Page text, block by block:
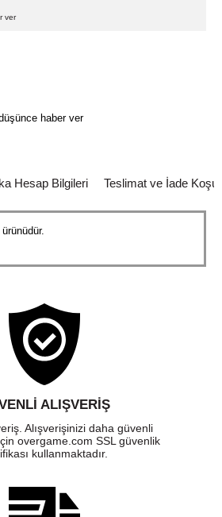
ver
haber ver
Hesap Bilgileri Teslimat ve İade
ALIŞVERIŞ
Alışverişinizi daha güvenli
overgame.com SSL güvenlik
kullanmaktadır.